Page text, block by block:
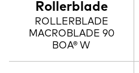
Rollerblade
ROLLERBLADE
MACROBLADE 90
BOA® W